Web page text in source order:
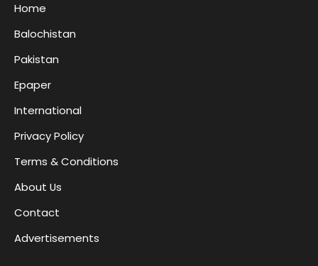
Home
Balochistan
Pakistan
Epaper
International
Privacy Policy
Terms & Conditions
About Us
Contact
Advertisements